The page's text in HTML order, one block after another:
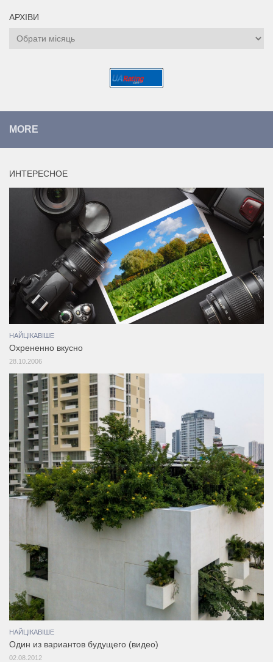
АРХІВИ
Архіви
MORE
ИНТЕРЕСНОЕ
НАЙЦІКАВІШЕ
Охрененно вкусно
28.10.2006
НАЙЦІКАВІШЕ
Один из вариантов будущего (видео)
02.08.2012